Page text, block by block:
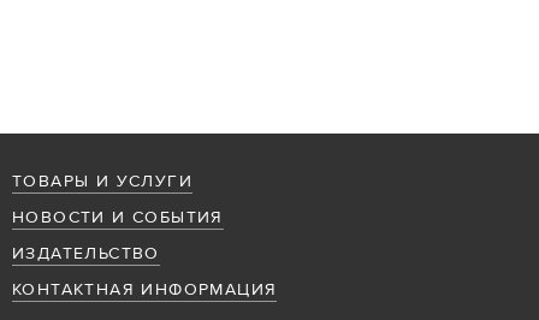
ТОВАРЫ И УСЛУГИ
НОВОСТИ И СОБЫТИЯ
ИЗДАТЕЛЬСТВО
КОНТАКТНАЯ ИНФОРМАЦИЯ